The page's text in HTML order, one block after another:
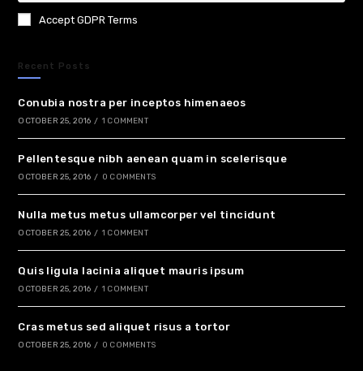
Accept GDPR Terms
Recent Posts
Conubia nostra per inceptos himenaeos
OCTOBER 25, 2016 / 1 COMMENT
Pellentesque nibh aenean quam in scelerisque
OCTOBER 25, 2016 / 0 COMMENTS
Nulla metus metus ullamcorper vel tincidunt
OCTOBER 25, 2016 / 1 COMMENT
Quis ligula lacinia aliquet mauris ipsum
OCTOBER 25, 2016 / 1 COMMENT
Cras metus sed aliquet risus a tortor
OCTOBER 25, 2016 / 0 COMMENTS